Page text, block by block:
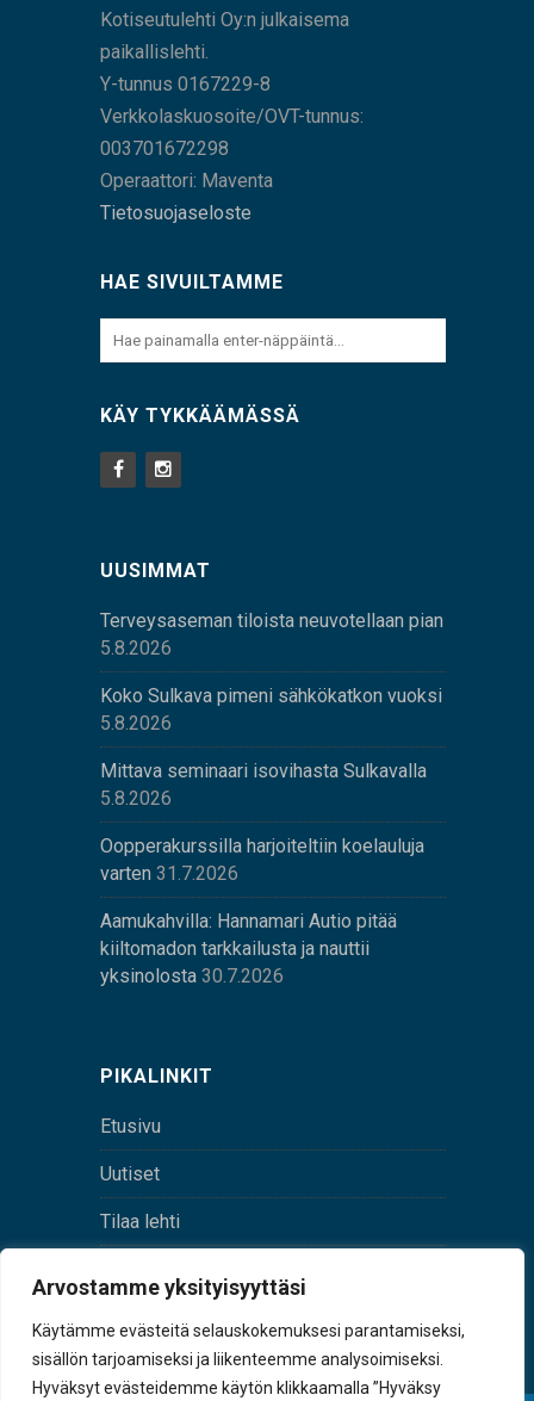
Arvostamme yksityisyyttäsi
Käytämme evästeitä selauskokemuksesi parantamiseksi,
sisällön tarjoamiseksi ja liikenteemme analysoimiseksi.
Hyväksyt evästeidemme käytön klikkaamalla ”Hyväksy
Kotiseutulehti Oy:n julkaisema
paikallislehti.
Y-tunnus 0167229-8
Verkkolaskuosoite/OVT-tunnus:
003701672298
Operaattori: Maventa
Tietosuojaseloste
HAE SIVUILTAMME
KÄY TYKKÄÄMÄSSÄ
UUSIMMAT
Terveysaseman tiloista neuvotellaan pian
5.8.2026
Koko Sulkava pimeni sähkökatkon vuoksi
5.8.2026
Mittava seminaari isovihasta Sulkavalla
5.8.2026
Oopperakurssilla harjoiteltiin koelauluja
varten 31.7.2026
Aamukahvilla: Hannamari Autio pitää
kiiltomadon tarkkailusta ja nauttii
yksinolosta 30.7.2026
PIKALINKIT
Etusivu
Uutiset
Tilaa lehti